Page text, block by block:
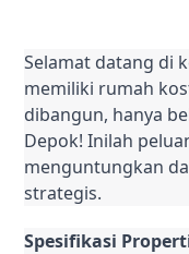
Selamat datang di
memiliki rumah
dibangun, hanya
Depok! Inilah
menguntungkan
strategis.
Spesifikasi